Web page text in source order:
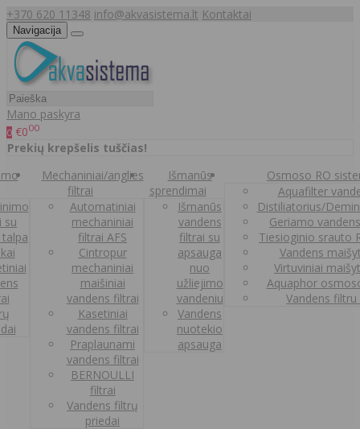
+370 620 11348 info@akvasistema.lt Kontaktai
Navigacija
Mano paskyra
0 €000
Prekių krepšelis tuščias!
su
Mechaniniai/anglies
filtrai
Automatiniai
mechaniniai
filtrai AFS
Cintropur
mechaniniai
maišiniai
vandens filtrai
Kasetiniai
vandens filtrai
Praplaunami
vandens filtrai
BERNOULLI
filtrai
Vandens filtrų
priedai
Išmanūs
sprendimai
Išmanūs
vandens
filtrai su
apsauga
nuo
užliejimo
vandeniu
Vandens
nuotekio
apsauga
Osmoso RO
Aquafilter
Distiliatorius/
Geriamo
Tiesioginio srauto
Vandens
Virtuviniai
Aquaphor
Vandens filtru